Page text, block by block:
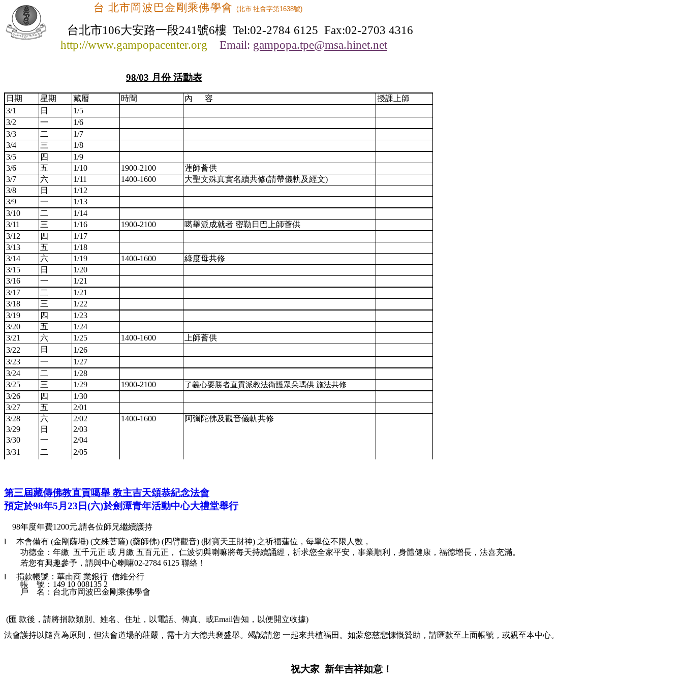
台 北市岡波巴金剛乘佛學會 (北市 社會字第1638號)
台北市106大安路一段241號6樓 Tel:02-2784 6125 Fax:02-2703 4316
http://www.gampopacenter.org
Email: gampopa.tpe@msa.hinet.net
98/03 月份 活動表
日期 星期 藏曆 時間 內 容
授課上師
3/1
日
1/5
3/2
一
1/6
3/3
二
1/7
3/4
三
1/8
3/5
四
1/9
3/6
五 1/10 1900-2100
蓮師薈供
3/7
六 1/11 1400-1600 大聖文殊真實名續共修(請帶儀軌及經文)
3/8
日
1/12
3/9
一
1/13
3/10
二
1/14
3/11
三 1/16 1900-2100
噶舉派成就者 密勒日巴上師薈供
3/12
四
1/17
3/13
五
1/18
3/14
六 1/19 1400-1600
綠度母共修
3/15
日
1/20
3/16
一
1/21
3/17
二
1/21
3/18
三
1/22
3/19
四
1/23
3/20
五
1/24
3/21
六 1/25 1400-1600
上師薈供
3/22
日
1/26
3/23
一
1/27
3/24
二
1/28
3/25
三 1/29 1900-2100 了義心要勝者直貢派教法衛護眾朵瑪供 施法共修
3/26 四
1/30
3/27
五
2/01
3/28
六 2/02 1400-1600
阿彌陀佛及觀音儀軌共修
3/29
日
2/03
3/30
一
2/04
3/31
二 2/05
第三屆藏傳佛教直貢噶舉 教主吉天頌恭紀念法會
預定於98年5月23日(六)於劍潭青年活動中心大禮堂舉行
98年度年費1200元,請各位師兄繼續護持
l
本會備有 (金剛薩埵) (文殊菩薩) (藥師佛) (四臂觀音) (財寶天王財神) 之祈福蓮位，每單位不限人數，
功德金：年繳 五千元正 或 月繳 五百元正， 仁波切與喇嘛將每天持續誦經，祈求您全家平安，事業順利，身體健康，福德增長，法喜充滿。
若您有興趣參予，請與中心喇嘛02-2784 6125 聯絡！
l
捐款帳號：華南商 業銀行 信維分行
帳
號：149 10 008135 2
戶
名：台北市岡波巴金剛乘佛學會
(匯 款後，請將捐款類別、姓名、住址，以電話、傳真、或Email告知，以便開立收據)
法會護持以隨喜為原則，但法會道場的莊嚴，需十方大德共襄盛舉。竭誠請您 一起來共植福田。如蒙您慈悲慷慨贊助，請匯款至上面帳號，或親至本中心。
祝大家 新年吉祥如意！